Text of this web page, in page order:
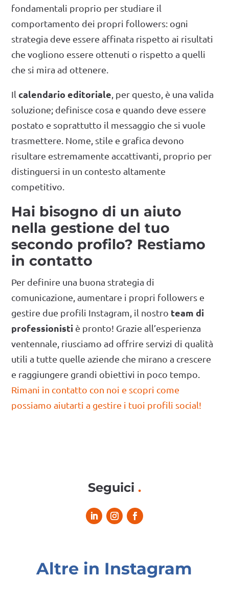
fondamentali proprio per studiare il
comportamento dei propri followers: ogni
strategia deve essere affinata rispetto ai risultati
che vogliono essere ottenuti o rispetto a quelli
che si mira ad ottenere.
Ilcalendario editoriale, per questo, è una valida
soluzione; definisce cosa e quando deve essere
postato e soprattutto il messaggio che si vuole
trasmettere. Nome, stile e grafica devono
risultare estremamente accattivanti, proprio per
distinguersi in un contesto altamente
competitivo.
Hai bisogno di un aiuto
nella gestione del tuo
secondo profilo? Restiamo
in contatto
Per definire una buona strategia di
comunicazione, aumentare i propri followers e
gestire due profili Instagram, il nostro team di
professionisti è pronto! Grazie all’esperienza
ventennale, riusciamo ad offrire servizi di qualità
utili a tutte quelle aziende che mirano a crescere
e raggiungere grandi obiettivi in poco tempo.
Rimani in contatto con noi e scopri come
possiamo aiutarti a gestire i tuoi profili social!
Seguici .
Altre in Instagram